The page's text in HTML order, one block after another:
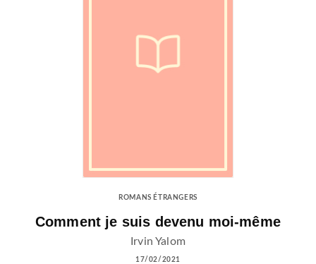
ROMANS ÉTRANGERS
Comment je suis devenu moi-même
Irvin Yalom
17/02/2021